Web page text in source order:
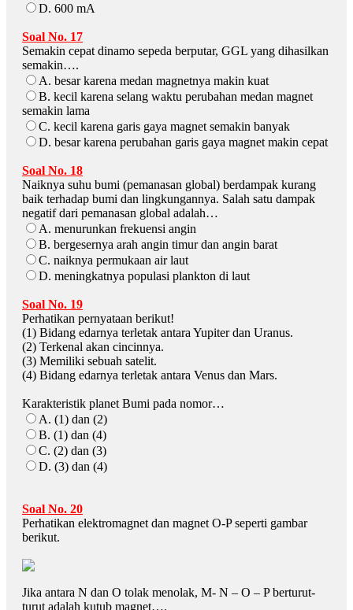
D. 600 mA
Soal No. 17
Semakin cepat dinamo sepeda berputar, GGL yang dihasilkan
semakin….
A. besar karena medan magnetnya makin kuat
B. kecil karena selang waktu perubahan medan magnet
semakin lama
C. kecil karena garis gaya magnet semakin banyak
D. besar karena perubahan garis gaya magnet makin cepat
Soal No. 18
Naiknya suhu bumi (pemanasan global) berdampak kurang
baik terhadap bumi dan lingkungannya. Salah satu dampak
negatif dari pemanasan global adalah…
A. menurunkan frekuensi angin
B. bergesernya arah angin timur dan angin barat
C. naiknya permukaan air laut
D. meningkatnya populasi plankton di laut
Soal No. 19
Perhatikan pernyataan berikut!
(1) Bidang edarnya terletak antara Yupiter dan Uranus.
(2) Terkenal akan cincinnya.
(3) Memiliki sebuah satelit.
(4) Bidang edarnya terletak antara Venus dan Mars.
Karakteristik planet Bumi pada nomor…
A. (1) dan (2)
B. (1) dan (4)
C. (2) dan (3)
D. (3) dan (4)
Soal No. 20
Perhatikan elektromagnet dan magnet O-P seperti gambar
berikut.
Jika antara N dan O tolak menolak, M- N – O – P berturut-
turut adalah kutub magnet….